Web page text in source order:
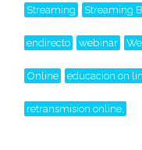
Streaming Streaming
endirecto webinar
Online educacion on
retransmision online,